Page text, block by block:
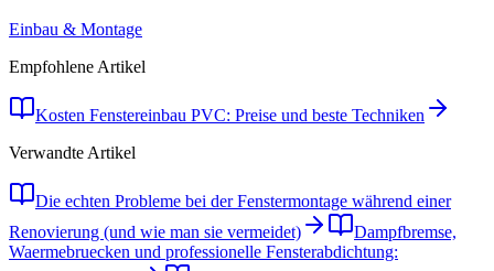
Einbau & Montage
Empfohlene Artikel
Kosten Fenstereinbau PVC: Preise und beste Techniken
Verwandte Artikel
Die echten Probleme bei der Fenstermontage während einer
Renovierung (und wie man sie vermeidet)
Dampfbremse,
Waermebruecken und professionelle Fensterabdichtung: